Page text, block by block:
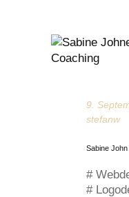
9.
stefanw
Sabine
#
#